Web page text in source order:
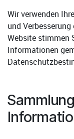
Wir verwenden
und
Website stimmen
Informationen